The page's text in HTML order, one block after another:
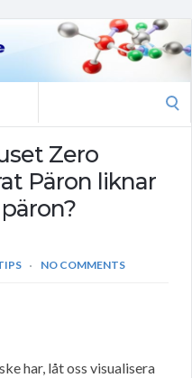
Zero
Päron liknar
NO COMMENTS
har, låt oss visualisera